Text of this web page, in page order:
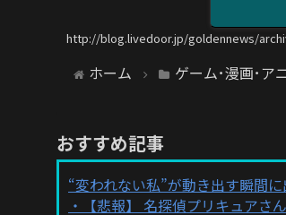
http://blog.livedoor.jp/goldennews/
ホーム ゲーム･漫画･ア
おすすめ記事
“変われない私”が動き出す瞬間に
【悲報】 名探偵プリキュアさ